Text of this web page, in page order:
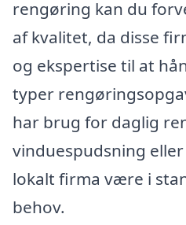
rengøring kan du
af kvalitet, da disse
og ekspertise til at
typer
har brug for daglig
vinduespudsning
lokalt firma være i
behov.